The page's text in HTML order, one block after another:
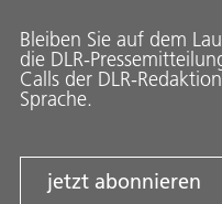
Bleiben Sie auf dem
die DLR-
Calls der DLR-
Sprache.
jetzt abonnieren